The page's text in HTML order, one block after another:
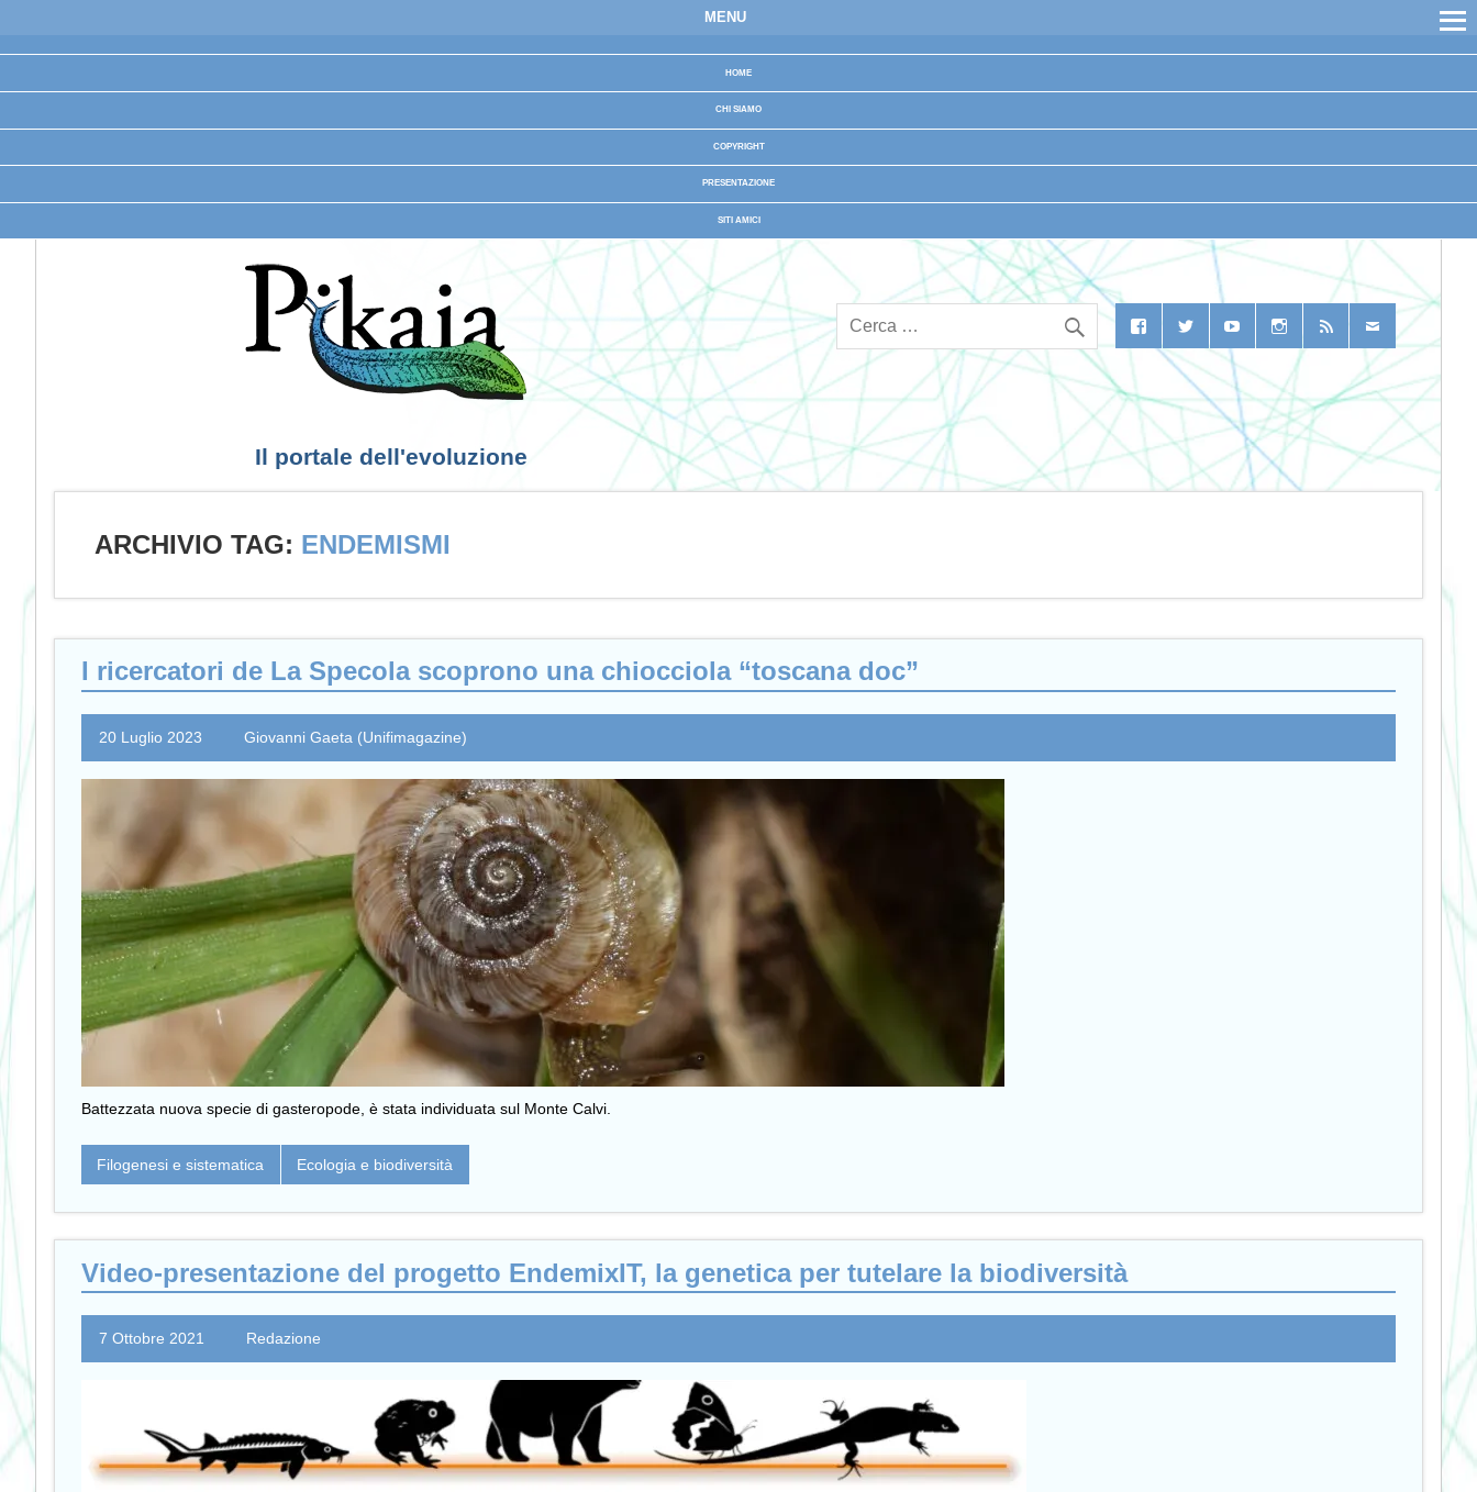
MENU
HOME
CHI SIAMO
COPYRIGHT
PRESENTAZIONE
SITI AMICI
Il portale dell'evoluzione
ARCHIVIO TAG: ENDEMISMI
I ricercatori de La Specola scoprono una chiocciola “toscana doc”
20 Luglio 2023 Giovanni Gaeta (Unifimagazine)
Battezzata nuova specie di gasteropode, è stata individuata sul Monte Calvi.
Filogenesi e sistematica Ecologia e biodiversità
Video-presentazione del progetto EndemixIT, la genetica per tutelare la biodiversità
7 Ottobre 2021 Redazione